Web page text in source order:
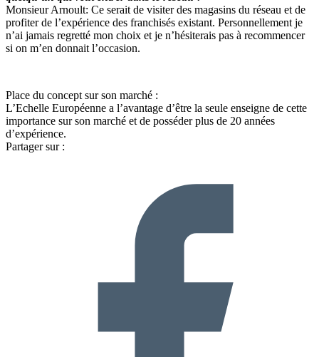
Monsieur Arnoult: Ce serait de visiter des magasins du réseau et de
profiter de l’expérience des franchisés existant. Personnellement je
n’ai jamais regretté mon choix et je n’hésiterais pas à recommencer
si on m’en donnait l’occasion.
Place du concept sur son marché :
L’Echelle Européenne a l’avantage d’être la seule enseigne de cette
importance sur son marché et de posséder plus de 20 années
d’expérience.
Partager sur :